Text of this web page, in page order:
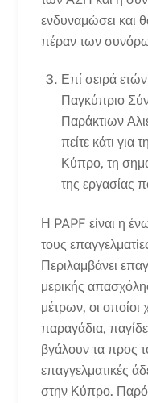
ενδυναμώσει και
πέραν των
Επί σειρά
Παγκύπριο
Παράκτιων
πείτε κάτι για
Κύπρο, τη
της εργασίας
Η PAPF είναι η
τους
Περιλαμβάνει
μερικής
μέτρων, οι οποίοι
παραγάδια,
βγάλουν τα προς
επαγγελματικές
στην Κύπρο.